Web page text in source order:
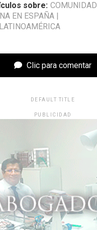
sobre: COMUNIDAD
EN ESPAÑA
Clic para comentar
DEFAULT TITLE
PUBLICIDAD